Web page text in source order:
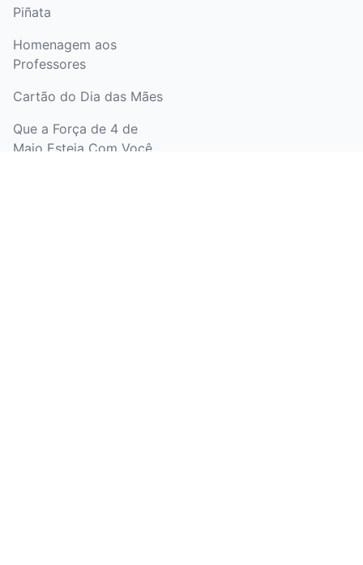
Piñata
Homenagem aos
Professores
Cartão do Dia das Mães
Que a Força de 4 de
Maio Esteja Com Você